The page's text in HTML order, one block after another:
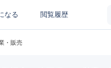
なる 閲覧履歴
・販売